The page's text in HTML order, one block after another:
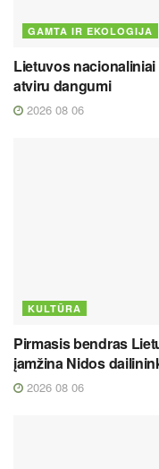
GAMTA IR EKOLOGIJA
Lietuvos
atviru dangumi
2026 08 06
KULTŪRA
Pirmasis bendras
įamžina Nidos
2026 08 06